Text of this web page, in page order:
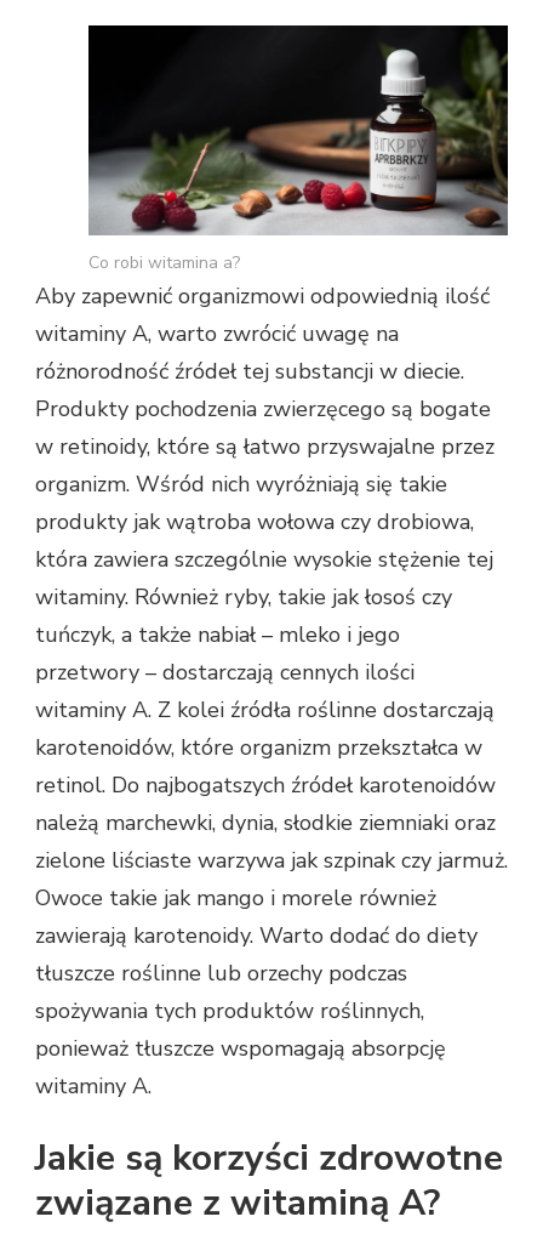
Co robi witamina a?
Aby zapewnić organizmowi odpowiednią ilość
witaminy A, warto zwrócić uwagę na
różnorodność źródeł tej substancji w diecie.
Produkty pochodzenia zwierzęcego są bogate
w retinoidy, które są łatwo przyswajalne przez
organizm. Wśród nich wyróżniają się takie
produkty jak wątroba wołowa czy drobiowa,
która zawiera szczególnie wysokie stężenie tej
witaminy. Również ryby, takie jak łosoś czy
tuńczyk, a także nabiał – mleko i jego
przetwory – dostarczają cennych ilości
witaminy A. Z kolei źródła roślinne dostarczają
karotenoidów, które organizm przekształca w
retinol. Do najbogatszych źródeł karotenoidów
należą marchewki, dynia, słodkie ziemniaki oraz
zielone liściaste warzywa jak szpinak czy jarmuż.
Owoce takie jak mango i morele również
zawierają karotenoidy. Warto dodać do diety
tłuszcze roślinne lub orzechy podczas
spożywania tych produktów roślinnych,
ponieważ tłuszcze wspomagają absorpcję
witaminy A.
Jakie są korzyści zdrowotne
związane z witaminą A?